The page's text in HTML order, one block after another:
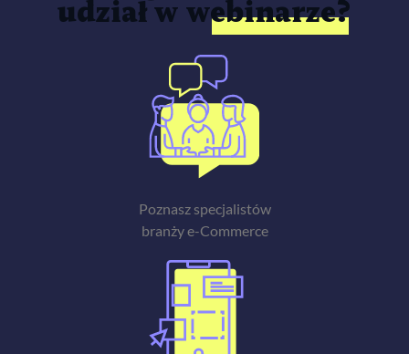
udział w webinarze?
Poznasz specjalistów
branży e-Commerce